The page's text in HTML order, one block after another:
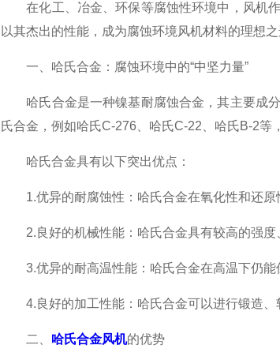
在化工、冶金、环保等腐蚀性环境中，风机作
以其杰出的性能，成为腐蚀环境风机材料的理想之
一、哈氏合金：腐蚀环境中的“中坚力量”
哈氏合金是一种镍基耐腐蚀合金，其主要成分
氏合金，例如哈氏C-276、哈氏C-22、哈氏B-2等
哈氏合金具有以下突出优点：
1.优异的耐腐蚀性：哈氏合金在氧化性和还原
2.良好的机械性能：哈氏合金具有较高的强度
3.优异的耐高温性能：哈氏合金在高温下仍能
4.良好的加工性能：哈氏合金可以进行锻造、
二、 哈氏合金风机的优势